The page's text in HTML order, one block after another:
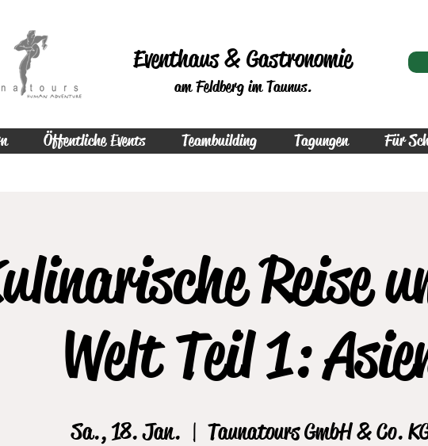
Eventhaus & Gastronomie
am Feldberg im Taunus.
Öffentliche Events Teambuilding Tagungen Für
Reise
Welt Teil 1:
Sa., 18. Jan.
  |
Taunatours GmbH & Co.